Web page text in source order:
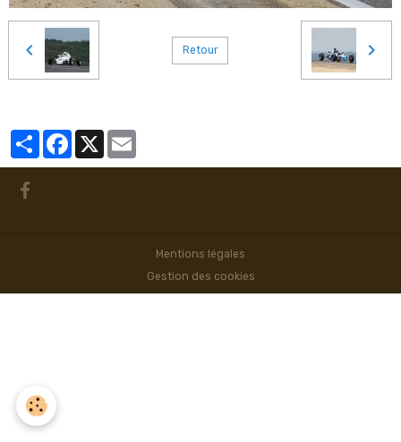
Retour
PartagerFacebook
Mentions légales
Gestion des cookies